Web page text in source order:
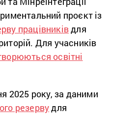
проєкт із
працівниківдля
Для учасників
освітні
2025 року, за даними
резервудля